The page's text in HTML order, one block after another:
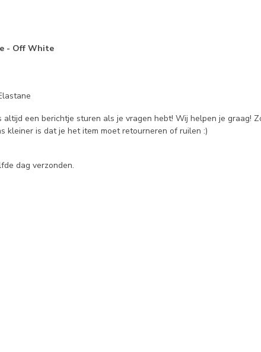
- Off White
altijd een berichtje sturen als je vragen hebt! Wij helpen je graag!
kleiner is dat je het item moet retourneren of ruilen :)
dag verzonden.